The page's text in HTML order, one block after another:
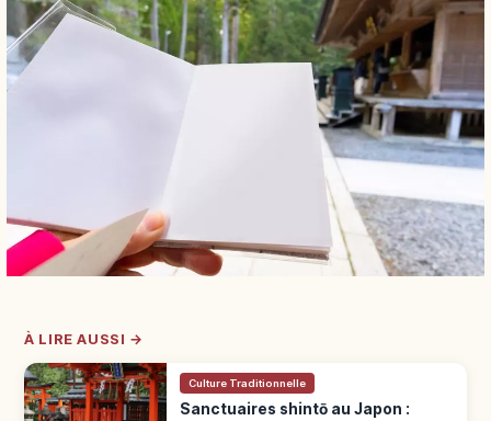
À LIRE AUSSI →
Culture Traditionnelle
Sanctuaires shintō au Japon :